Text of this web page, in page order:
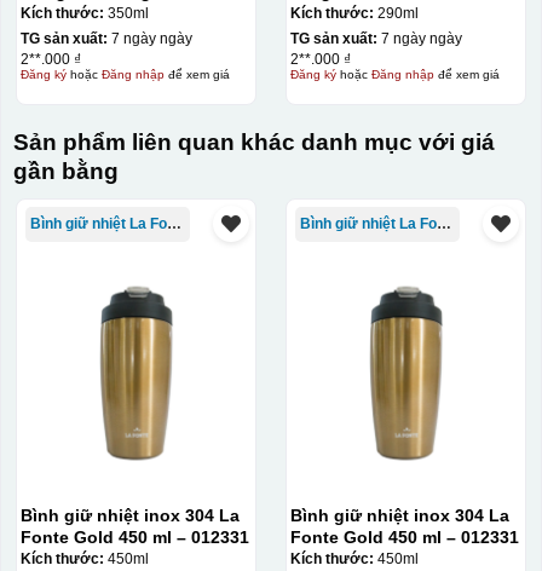
đây là kiểu hộp quay xách lót lụa chỉ khác là thêm quai
thêm tiền
Kích thước: 350ml
TG sản xuất: 7 ngày ngày
2**.000 ₫
Đăng kýhoặc Đăng nhậpđể xem giá
Kích thước: 290ml
TG sản xuất: 7 ngày ngày
2**.000 ₫
Đăng kýhoặc Đăng nhậpđể xem giá
Sản phẩm liên quan khác danh mục với giá
gần bằng
Bình giữ nhiệt La Fonte
Bình giữ nhiệt inox 304 La
Fonte Gold 450 ml – 012331
Kích thước: 450ml
Bình giữ nhiệt La Fonte
Bình giữ nhiệt inox 304 La
Fonte Gold 450 ml – 012331
Kích thước: 450ml